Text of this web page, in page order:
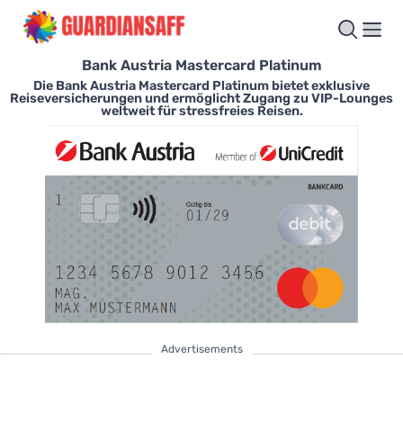
Bank Austria Mastercard Platinum
Die Bank Austria Mastercard Platinum bietet exklusive
Reiseversicherungen und ermöglicht Zugang zu VIP-Lounges
weltweit für stressfreies Reisen.
Advertisements